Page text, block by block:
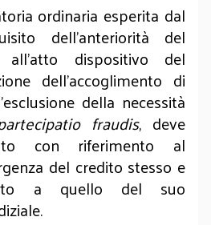
ordinaria esperita dal
dell'anteriorità del
dispositivo del
dell’accoglimento di
della necessità
fraudis, deve
con riferimento al
del credito stesso e
a quello del suo